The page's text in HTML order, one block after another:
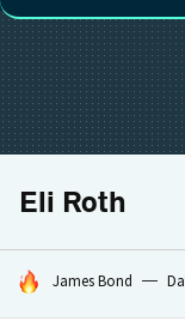
Eli Roth
HOY SE HABLA DE
James Bond